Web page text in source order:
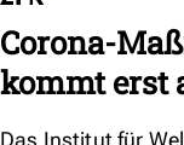
Corona-
kommt erst
Das Institut für